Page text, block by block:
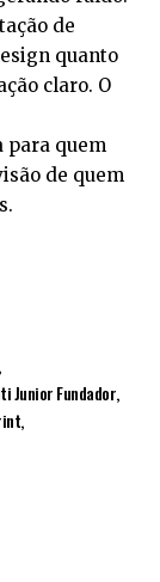
de
quanto
claro. O
para quem
de quem
Junior Fundador